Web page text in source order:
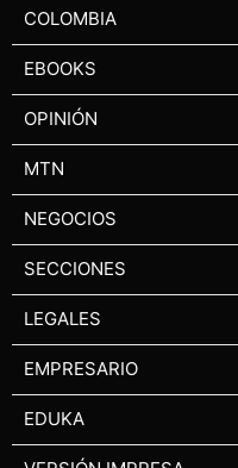
COLOMBIA
EBOOKS
OPINIÓN
MTN
NEGOCIOS
SECCIONES
LEGALES
EMPRESARIO
EDUKA